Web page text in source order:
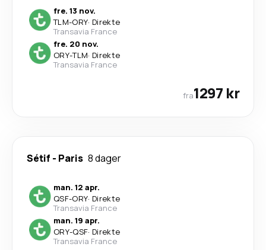
fre. 13 nov.
TLM-ORY· Direkte
Transavia France
fre. 20 nov.
ORY-TLM· Direkte
Transavia France
fra1297 kr
Sétif - Paris 8 dager
man. 12 apr.
QSF-ORY· Direkte
Transavia France
man. 19 apr.
ORY-QSF· Direkte
Transavia France